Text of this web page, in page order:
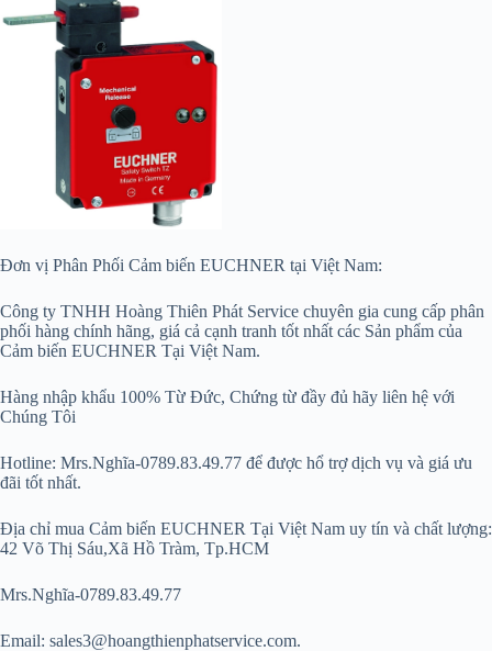
Đơn vị Phân Phối Cảm biến EUCHNER tại Việt Nam:
Công ty TNHH Hoàng Thiên Phát Service chuyên gia cung cấp phân
phối hàng chính hãng, giá cả cạnh tranh tốt nhất các Sản phẩm của
Cảm biến EUCHNER Tại Việt Nam.
Hàng nhập khẩu 100% Từ Đức, Chứng từ đầy đủ hãy liên hệ với
Chúng Tôi
Hotline: Mrs.Nghĩa-0789.83.49.77 để được hổ trợ dịch vụ và giá ưu
đãi tốt nhất.
Địa chỉ mua Cảm biến EUCHNER Tại Việt Nam uy tín và chất lượng:
42 Võ Thị Sáu,Xã Hồ Tràm, Tp.HCM
Mrs.Nghĩa-0789.83.49.77
Email: sales3@hoangthienphatservice.com.